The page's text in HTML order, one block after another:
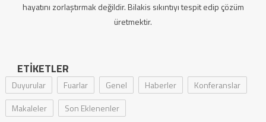
hayatını zorlaştırmak değildir. Bilakis sıkıntıyı tespit edip çözüm
üretmektir.
ETIKETLER
Duyurular Fuarlar Genel Haberler
Konferanslar
Makaleler
Son Eklenenler